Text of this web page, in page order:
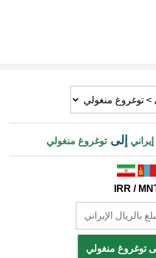
إلىتوغروغ منغولي
IRR /
توغروغ منغولي